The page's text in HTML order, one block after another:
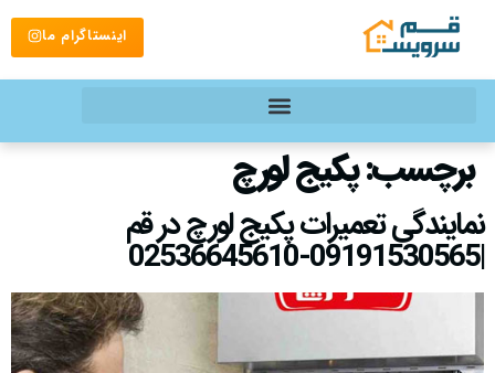
اینستاگرام ما
برچسب:پکیج لورچ
نمایندگی تعمیرات پکیج لورچ در قم
|09191530565-02536645610